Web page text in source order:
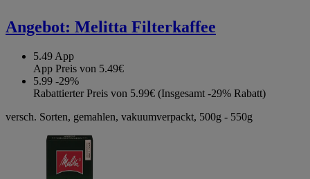
Angebot: Melitta Filterkaffee
5.49 App
App Preis von 5.49€
5.99 -29%
Rabattierter Preis von 5.99€ (Insgesamt -29% Rabatt)
versch. Sorten, gemahlen, vakuumverpackt, 500g - 550g